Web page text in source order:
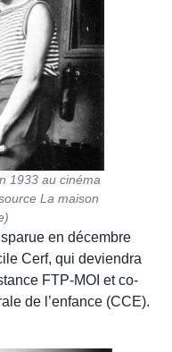
1933 au cinéma
La maison
en décembre
Cerf, qui deviendra
FTP-MOI et co-
de l’enfance (CCE).